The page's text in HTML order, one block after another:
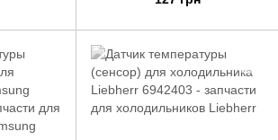
холодильника LG 6615JB2003J